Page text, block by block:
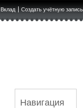
Вклад Создать учётную запись
Навигация